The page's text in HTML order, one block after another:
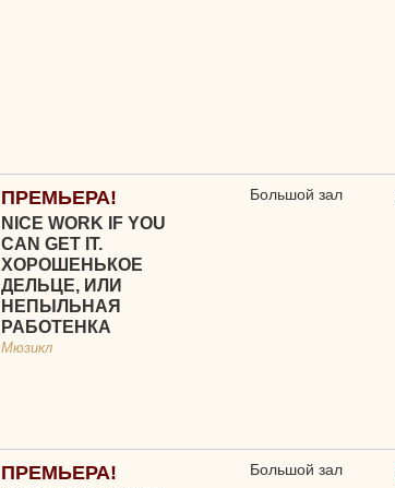
ПРЕМЬЕРА!
NICE WORK IF YOU
CAN GET IT.
ХОРОШЕНЬКОЕ
ДЕЛЬЦЕ, ИЛИ
НЕПЫЛЬНАЯ
РАБОТЕНКА
Мюзикл
Большой зал
ПРЕМЬЕРА! Большой зал